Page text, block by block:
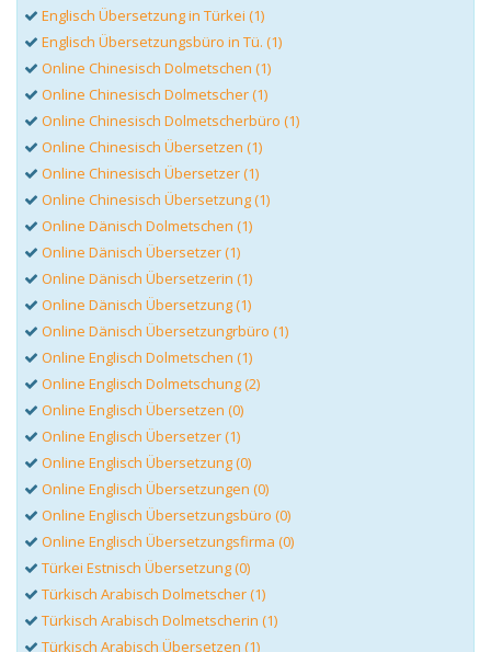
Englisch Übersetzung in Türkei (1)
Englisch Übersetzungsbüro in Tü. (1)
Online Chinesisch Dolmetschen (1)
Online Chinesisch Dolmetscher (1)
Online Chinesisch Dolmetscherbüro (1)
Online Chinesisch Übersetzen (1)
Online Chinesisch Übersetzer (1)
Online Chinesisch Übersetzung (1)
Online Dänisch Dolmetschen (1)
Online Dänisch Übersetzer (1)
Online Dänisch Übersetzerin (1)
Online Dänisch Übersetzung (1)
Online Dänisch Übersetzungrbüro (1)
Online Englisch Dolmetschen (1)
Online Englisch Dolmetschung (2)
Online Englisch Übersetzen (0)
Online Englisch Übersetzer (1)
Online Englisch Übersetzung (0)
Online Englisch Übersetzungen (0)
Online Englisch Übersetzungsbüro (0)
Online Englisch Übersetzungsfirma (0)
Türkei Estnisch Übersetzung (0)
Türkisch Arabisch Dolmetscher (1)
Türkisch Arabisch Dolmetscherin (1)
Türkisch Arabisch Übersetzen (1)